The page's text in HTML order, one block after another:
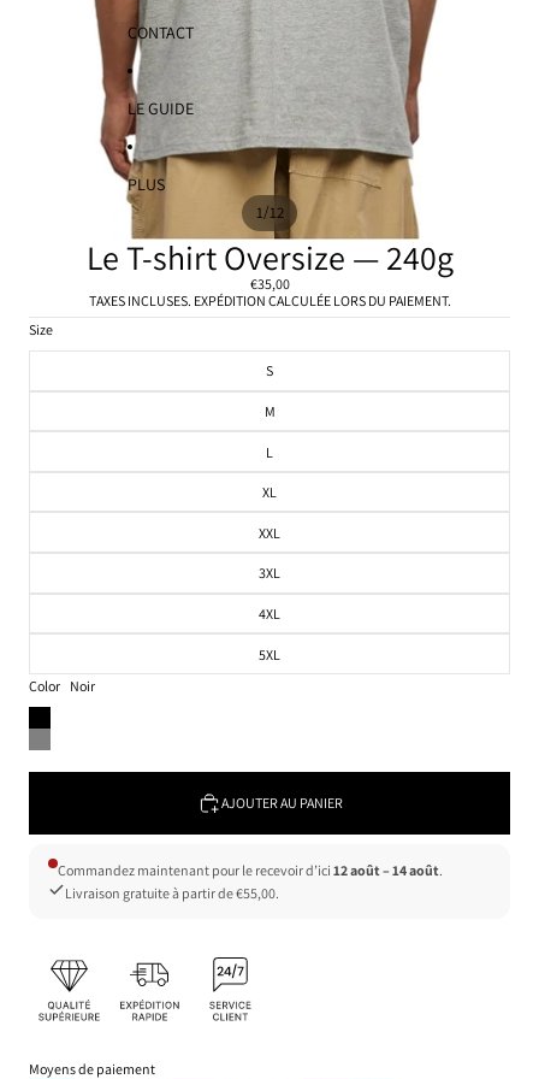
CONTACT
LE GUIDE
PLUS
1/12
Le T-shirt Oversize — 240g
€35,00
TAXES INCLUSES. EXPÉDITION CALCULÉE LORS DU PAIEMENT.
Size
S
M
L
XL
XXL
3XL
4XL
5XL
Color Noir
AJOUTER AU PANIER
Commandez maintenant pour le recevoir d’ici 12 août – 14 août.
Livraison gratuite à partir de €55,00.
Moyens de paiement